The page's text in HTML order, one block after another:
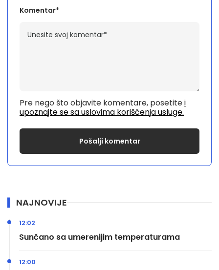
Komentar*
Pre nego što objavite komentare, posetitei
upoznajte se sa uslovima korišćenja usluge.
NAJNOVIJE
Sunčano sa umerenijim temperaturama
12:02
12:00